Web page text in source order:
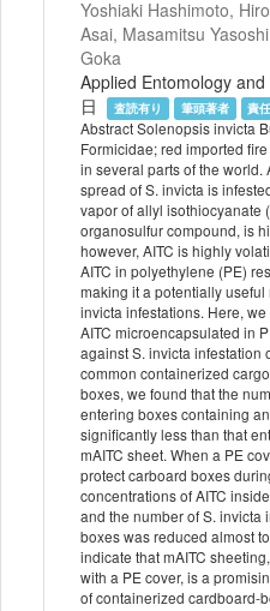
Yoshiaki Hashimoto,
Asai, Masamitsu
Goka
Applied Entomology
日
査読有り 筆頭著者 責
Abstract Solenopsis invicta
Formicidae; red imported
in several parts of the world.
spread of S. invicta is
vapor of allyl isothiocyanate
organosulfur compound, is
however, AITC is highly
AITC in polyethylene (PE)
making it a potentially
invicta infestations. Here,
AITC microencapsulated in
against S. invicta infestation
common containerized
boxes, we found that the
entering boxes containing
significantly less than that
mAITC sheet. When a PE
protect carboard boxes
concentrations of AITC
and the number of S. invicta
boxes was reduced almost
indicate that mAITC
with a PE cover, is a
of containerized cardboard-